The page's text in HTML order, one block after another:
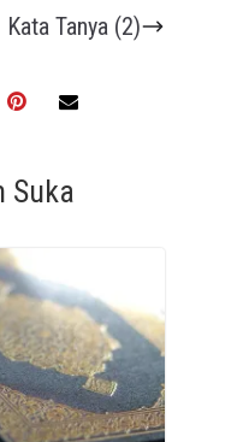
Kata Tanya (2)
Suka